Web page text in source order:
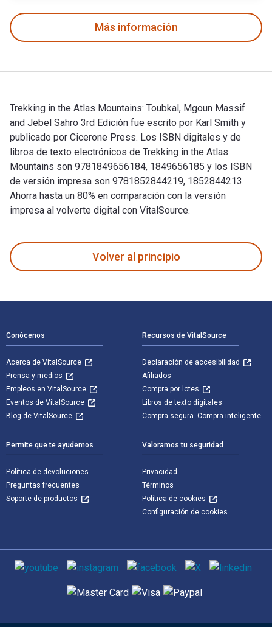
Más información
Trekking in the Atlas Mountains: Toubkal, Mgoun Massif
and Jebel Sahro 3rd Edición fue escrito por Karl Smith y
publicado por Cicerone Press. Los ISBN digitales y de
libros de texto electrónicos de Trekking in the Atlas
Mountains son 9781849656184, 1849656185 y los ISBN
de versión impresa son 9781852844219, 1852844213.
Ahorra hasta un 80% en comparación con la versión
impresa al volverte digital con VitalSource.
Volver al principio
Conócenos
Acerca de VitalSource
Prensa y medios
Empleos en VitalSource
Eventos de VitalSource
Blog de VitalSource
Recursos de VitalSource
Declaración de accesibilidad
Afiliados
Compra por lotes
Libros de texto digitales
Compra segura. Compra inteligente
Permite que te ayudemos
Política de devoluciones
Preguntas frecuentes
Soporte de productos
Valoramos tu seguridad
Privacidad
Términos
Política de cookies
Configuración de cookies
Medios de comunicación social
Métodos de pago admitidos